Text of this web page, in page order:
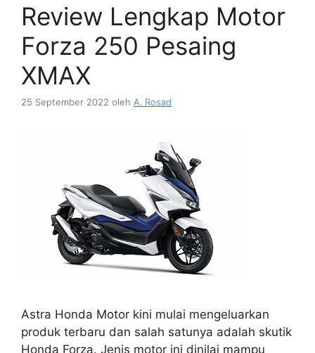
Review Lengkap Motor
Forza 250 Pesaing
XMAX
25 September 2022 oleh A. Rosad
Astra Honda Motor kini mulai mengeluarkan
produk terbaru dan salah satunya adalah skutik
Honda Forza. Jenis motor ini dinilai mampu